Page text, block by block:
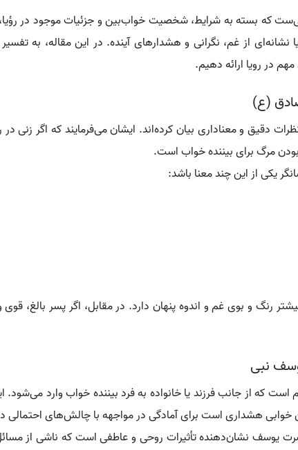
که بسته به شرایط، شخصیت خواب‌بین و جزئیات موجود در رؤیا،
از غم، نگرانی و هشدارهای آینده. در این مقاله، به
در رویا ارائه دهیم.
(ع)
دقیق و معناداری بیان کرده‌اند. ایشان می‌فرمایند که اگر زنی
مرگ برای بیننده خواب است.
یکی از این چند معنا باشد:
رنگ و بوی غم و اندوه پنهان دارد. در مقابل، اگر پسر بالغ،
نبی
است که از جانب فرزند یا خانواده به فرد بیننده خواب وارد
خوابی هشداری است برای آمادگی در مواجهه با چالش‌های احتمالی
یوسف نشان‌دهنده تأثیرات روحی و عاطفی است که ناشی از مسائل